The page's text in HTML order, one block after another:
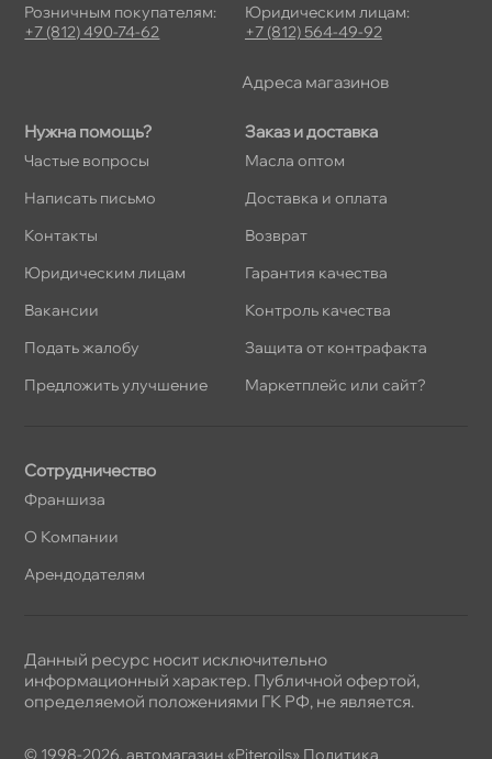
Нужна помощь?
Частые вопросы
Написать письмо
Контакты
Юридическим лицам
акансии
Подать жалобу
Предложить улучшение
Заказ и доставка
Масла оптом
Доставка и оплата
озврат
Гарантия качества
Контроль качества
Защита от контрафакта
Маркетплейс или сайт?
Сотрудничество
Франшиза
О Компании
Арендодателям
Розничным покупателям:
+7 (812) 490-74-62
Юридическим лицам:
+7 (812) 564-49-92
Адреса магазино
© 1998-2026, автомагазин «Piteroils» Политика
Данный ресурс носит исключительно
информационный характер. Публичной офертой,
определяемой положениями ГК РФ, не является.